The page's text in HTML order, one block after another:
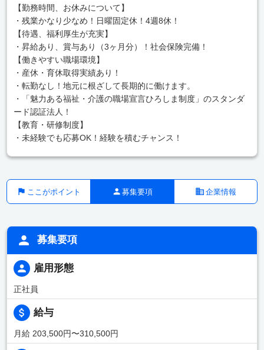
【勤務時間、お休みについて】
・残業かなり少なめ！日曜固定休！4週8休！
【待遇、福利厚生が充実】
・昇給あり、賞与あり（3ヶ月分）！社会保険完備！
【働きやすい職場環境】
・産休・育休取得実績あり！
・転勤なし！地元に根ざして長期的に働けます。
・「魅力ある福祉・介護の職場宣言ひろしま制度」のスタンダ
ード認証法人！
【教育・研修制度】
・未経験でも応募OK！経験を積むチャンス！
ここがポイント 募集要項 企業情報
募集要項
雇用形態
正社員
給与
月給 203,500円〜310,500円